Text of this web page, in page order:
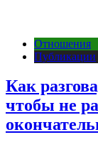
Отношения
Публикации
Как
чтобы не